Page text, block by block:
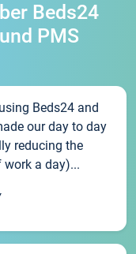
Beds24
PMS
Beds24 and
our day to day
reducing the
a day)...